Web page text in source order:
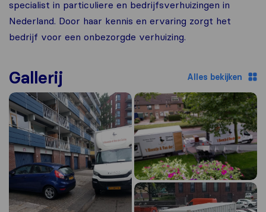
specialist in particuliere en bedrijfsverhuizingen in
Nederland. Door haar kennis en ervaring zorgt het
bedrijf voor een onbezorgde verhuizing.
Gallerij Alles bekijken